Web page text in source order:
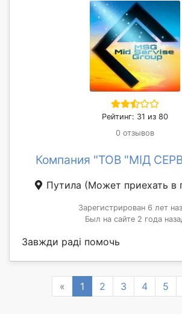
Рейтинг: 31 из 80
0 отзывов
Компания "ТОВ "МІД
Путила (Может приехать в
Зарегистрирован 6 лет
Был на сайте 2 года
Завжди раді помочь
« Previous
1 2 3 4 5